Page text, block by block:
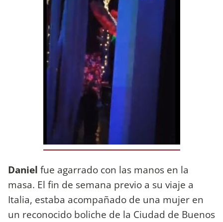
Daniel fue agarrado con las manos en la
masa. El fin de semana previo a su viaje a
Italia, estaba acompañado de una mujer en
un reconocido boliche de la Ciudad de Buenos